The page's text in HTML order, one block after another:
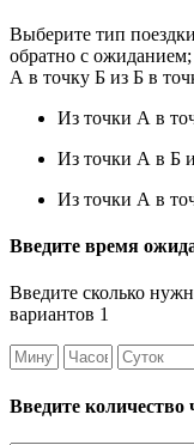
Выберите тип
обратно с
А в точку Б из Б в
Из точки А в
Из точки А в Б
Из точки А в
Введите время
Введите сколько
вариантов 1
Введите количество